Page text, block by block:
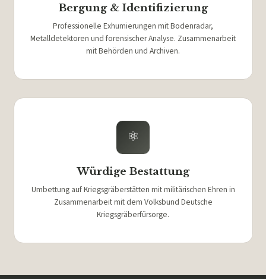
Bergung & Identifizierung
Professionelle Exhumierungen mit Bodenradar,
Metalldetektoren und forensischer Analyse. Zusammenarbeit
mit Behörden und Archiven.
⚛
Würdige Bestattung
Umbettung auf Kriegsgräberstätten mit militärischen Ehren in
Zusammenarbeit mit dem Volksbund Deutsche
Kriegsgräberfürsorge.